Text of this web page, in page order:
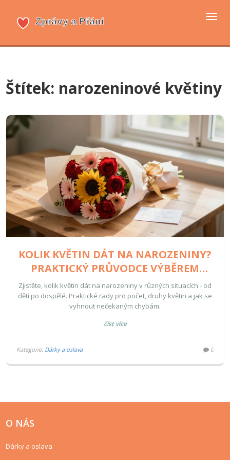
Štítek: narozeninové květiny
KOLIK KVĚTIN DÁT NA NAROZENINY?
PRAKTICKÝ PRŮVODCE VÝBĚREM
POČTU A DRUHU KVĚTIN
Zjistěte, kolik květin dát na narozeniny v různých situacích - od
dětí po dospělé. Praktické rady pro počet, druhy květin a jak se
vyhnout nečekaným chybám.
číst více
Kategorie: Dárky a oslava 0
O NÁS
Dárky a oslava